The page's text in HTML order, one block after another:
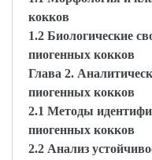
кокков
1.2 Биологические
пиогенных кокков
Глава 2.
пиогенных кокков
2.1 Методы
пиогенных кокков
2.2 Анализ